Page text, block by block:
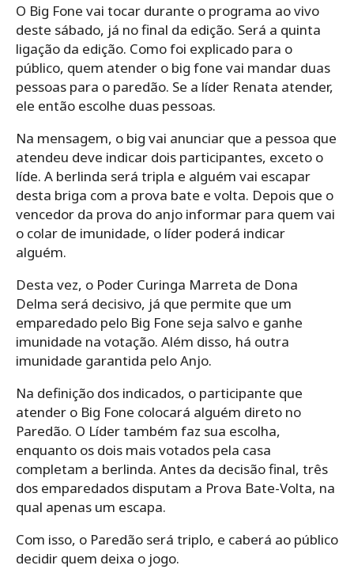
O Big Fone vai tocar durante o programa ao vivo
deste sábado, já no final da edição. Será a quinta
ligação da edição. Como foi explicado para o
público, quem atender o big fone vai mandar duas
pessoas para o paredão. Se a líder Renata atender,
ele então escolhe duas pessoas.
Na mensagem, o big vai anunciar que a pessoa que
atendeu deve indicar dois participantes, exceto o
líde. A berlinda será tripla e alguém vai escapar
desta briga com a prova bate e volta. Depois que o
vencedor da prova do anjo informar para quem vai
o colar de imunidade, o líder poderá indicar
alguém.
Desta vez, o Poder Curinga Marreta de Dona
Delma será decisivo, já que permite que um
emparedado pelo Big Fone seja salvo e ganhe
imunidade na votação. Além disso, há outra
imunidade garantida pelo Anjo.
Na definição dos indicados, o participante que
atender o Big Fone colocará alguém direto no
Paredão. O Líder também faz sua escolha,
enquanto os dois mais votados pela casa
completam a berlinda. Antes da decisão final, três
dos emparedados disputam a Prova Bate-Volta, na
qual apenas um escapa.
Com isso, o Paredão será triplo, e caberá ao público
decidir quem deixa o jogo.